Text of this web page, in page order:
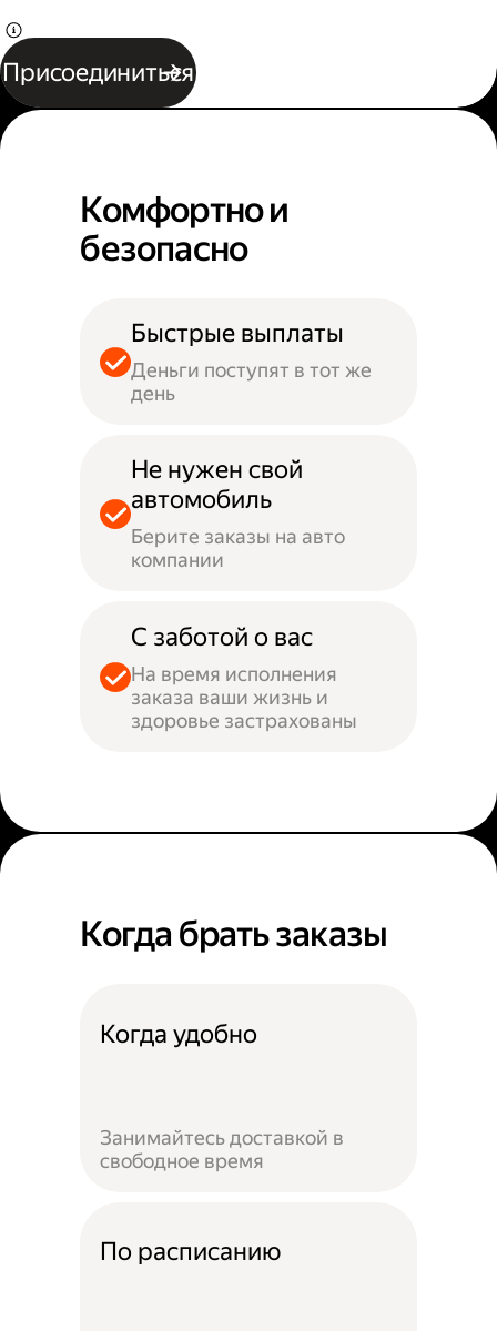
Присоединиться
Комфортно и
безопасно
Быстрые выплаты
Деньги поступят в тот же
день
Не нужен свой
автомобиль
Берите заказы на авто
компании
С заботой о вас
На время исполнения
заказа ваши жизнь и
здоровье застрахованы
Когда брать заказы
Когда удобно
Занимайтесь доставкой в
свободное время
По расписанию